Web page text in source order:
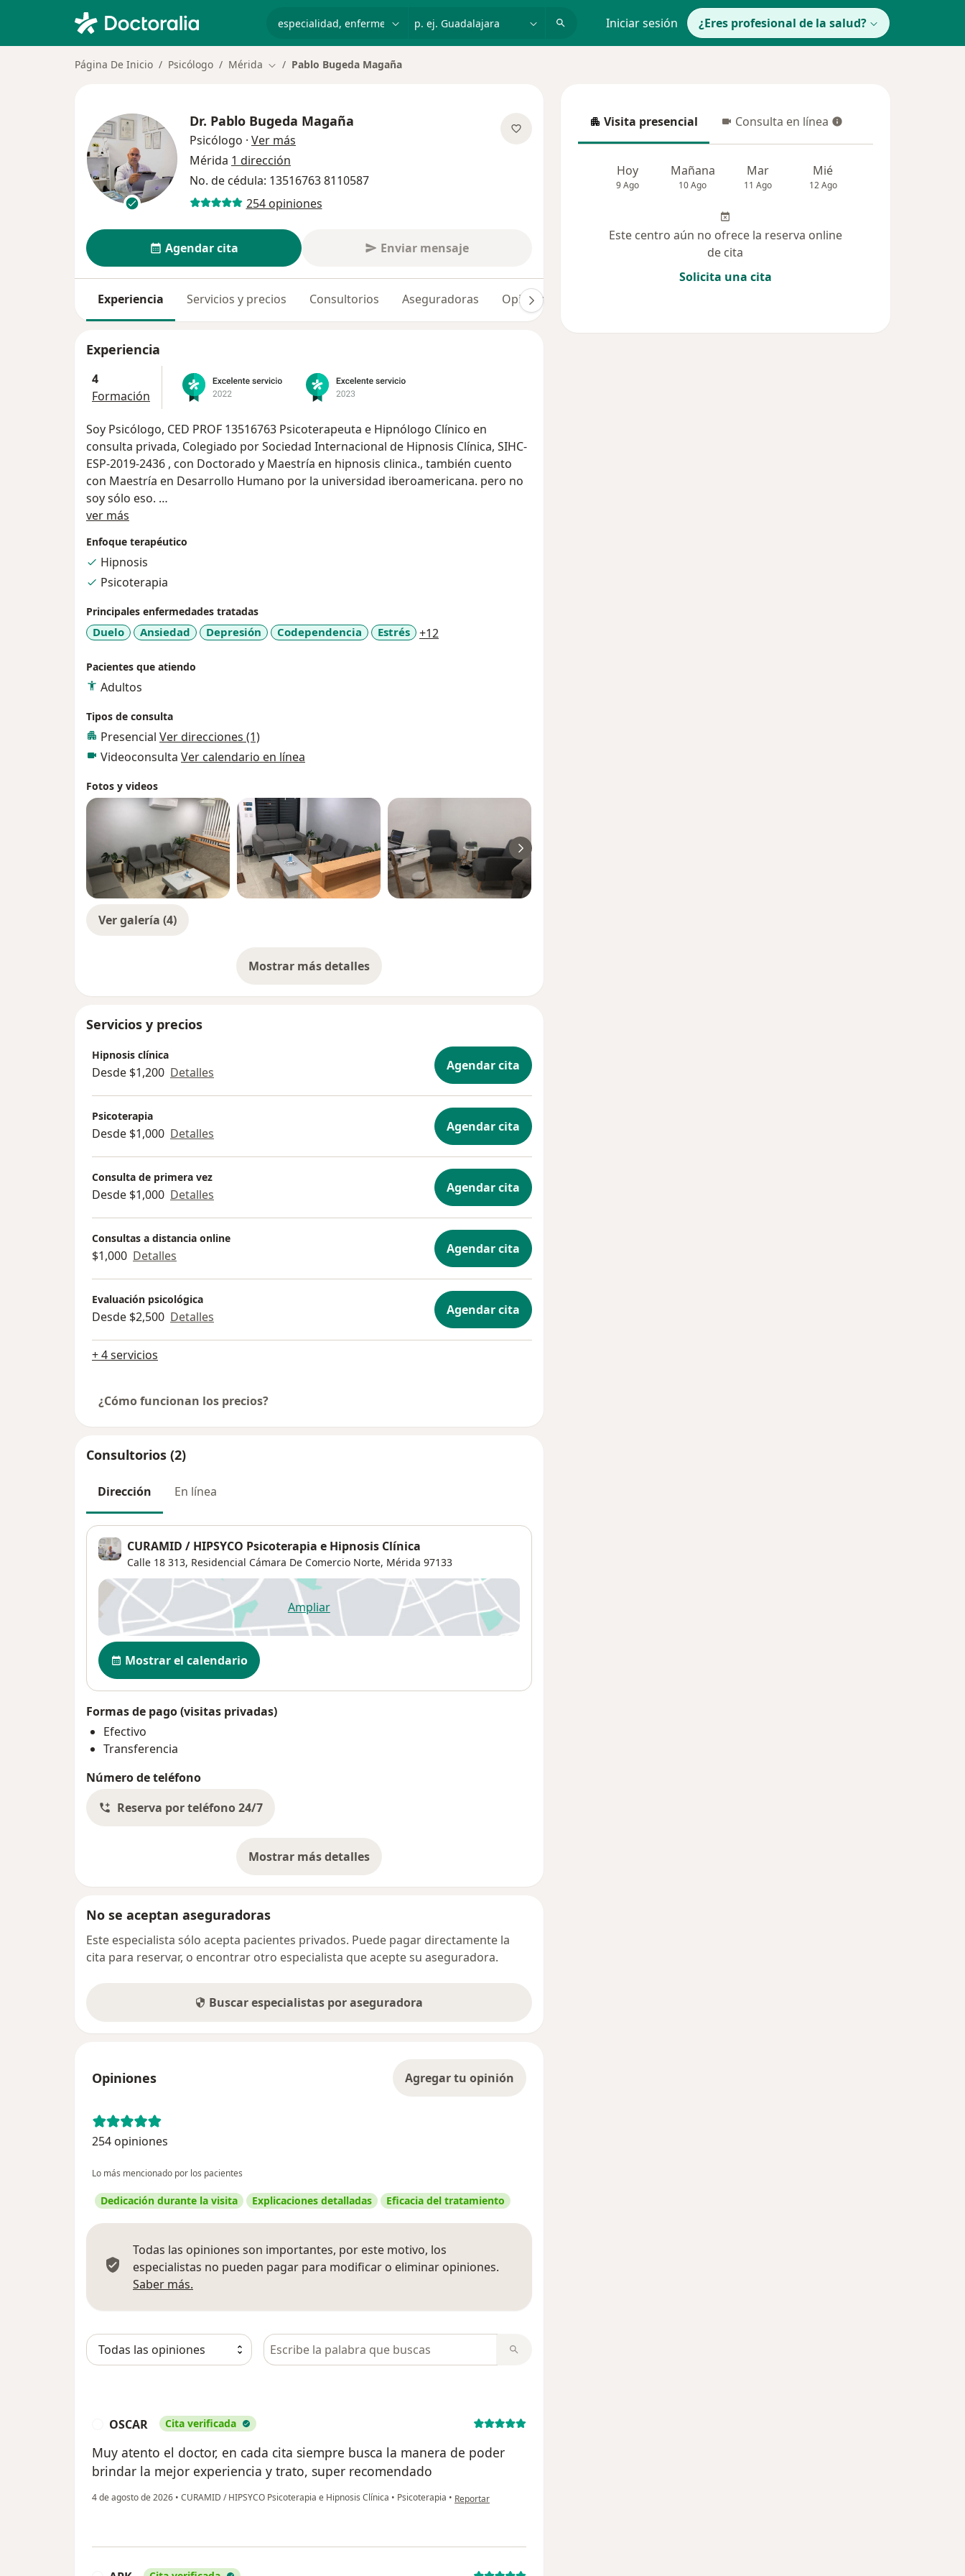
Iniciar sesión ¿Eres profesional de la salud?
Página De Inicio Psicólogo Mérida Cambiar de ciudad
Pablo Bugeda Magaña
Dr. Pablo Bugeda Magaña
Psicólogo · Ver más
Mérida 1 dirección
No. de cédula: 13516763 8110587
254 opiniones
Agendar cita Enviar mensaje
Experiencia Servicios y precios Consultorios Aseguradoras Opiniones (254)
Experiencia
4
Formación
Soy Psicólogo, CED PROF 13516763 Psicoterapeuta e Hipnólogo Clínico en
consulta privada, Colegiado por Sociedad Internacional de Hipnosis Clínica, SIHC-
ESP-2019-2436 , con Doctorado y Maestría en hipnosis clinica., también cuento
con Maestría en Desarrollo Humano por la universidad iberoamericana. pero no
soy sólo eso.
Soy mis pasiones: escribir, hacer terapia, leer, divertirme, aprender, viajar.
Soy mis proyectos: ser un mejor terapeuta. investigar, seguir preparándome,
También soy mi alegría, iniciativa, esfuerzo y dedicación.
Mi intención es llegar a ti a través de la palabra. con un enfoque humanista de
confianza y confidencialidad.
ver más
Enfoque terapéutico
Hipnosis
Psicoterapia
Principales enfermedades tratadas
Duelo Ansiedad Depresión Codependencia Estrés +12
Pacientes que atiendo
Adultos
Tipos de consulta
Presencial Ver direcciones (1)
Videoconsulta Ver calendario en línea
Fotos y videos
Ver galería (4)
Mostrar más detalles
sobre la experiencia
Servicios y precios
Hipnosis clínica
Desde $1,200 Detalles Agendar cita
Psicoterapia
Desde $1,000 Detalles Agendar cita
Consulta de primera vez
Desde $1,000 Detalles Agendar cita
Consultas a distancia online
$1,000 Detalles Agendar cita
Evaluación psicológica
Desde $2,500 Detalles Agendar cita
+ 4 servicios
¿Cómo funcionan los precios?
Consultorios (2)
Dirección En línea
CURAMID / HIPSYCO Psicoterapia e Hipnosis Clínica
Calle 18 313, Residencial Cámara De Comercio Norte, Mérida 97133
Ampliarse abre en una nueva pestaña
Disponibilidad
Mostrar el calendario
Formas de pago (visitas privadas)
Efectivo
Transferencia
Número de teléfono
Reserva por teléfono 24/7
Mostrar más detalles
sobre la dirección
No se aceptan aseguradoras
Este especialista sólo acepta pacientes privados. Puede pagar directamente la
cita para reservar, o encontrar otro especialista que acepte su aseguradora.
Buscar especialistas por aseguradora
Opiniones Agregar tu opinión
254 opiniones
Lo más mencionado por los pacientes
Dedicación durante la visita Explicaciones detalladas Eficacia del tratamiento
Todas las opiniones son importantes, por este motivo, los
especialistas no pueden pagar para modificar o eliminar opiniones.
Saber más.
Busca en opiniones
OSCAR Cita verificada
Muy atento el doctor, en cada cita siempre busca la manera de poder
brindar la mejor experiencia y trato, super recomendado
4 de agosto de 2026 • CURAMID / HIPSYCO Psicoterapia e Hipnosis Clínica • Psicoterapia • en opinión del usuario OSCAR
Reportar
Visita presencial
Visita presencial Consulta en línea
Consulta en línea
Hoy
9 Ago
Mañana
10 Ago
Mar
11 Ago
Mié
12 Ago
Este centro aún no ofrece la reserva online
de cita
Solicita una cita